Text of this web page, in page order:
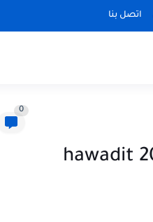
اتصل بنا
0
تحميل برنامج حواديت مسلسلات اخر اصدار 2024 hawadit